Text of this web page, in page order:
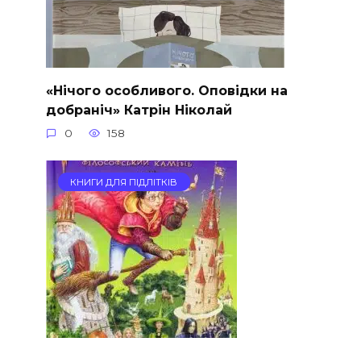
«Нічого особливого. Оповідки на
добраніч» Катрін Ніколай
0 158
КНИГИ ДЛЯ ПІДЛІТКІВ